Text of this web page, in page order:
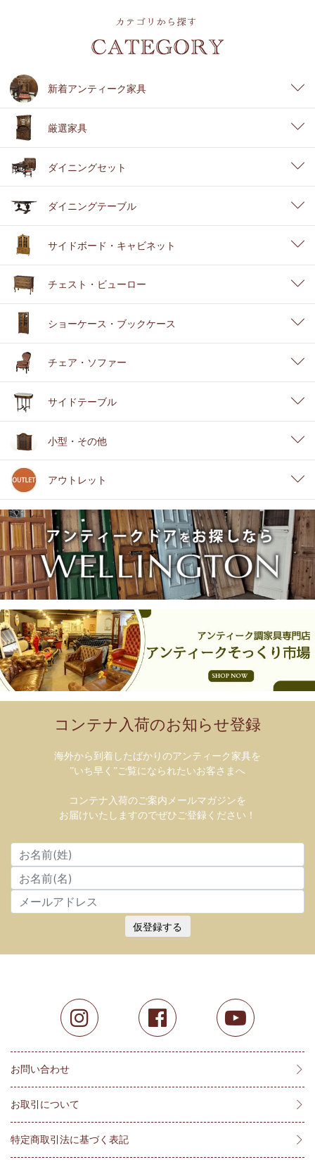
新着アンティーク家具
厳選家具
ダイニングセット
ダイニングテーブル
サイドボード・キャビネット
チェスト・ビューロー
ショーケース・ブックケース
チェア・ソファー
サイドテーブル
小型・その他
アウトレット
コンテナ入荷のお知らせ登録
海外から到着したばかりのアンティーク家具を
”いち早く”ご覧になられたいお客さまへ
コンテナ入荷のご案内メールマガジンを
お届けいたしますのでぜひご登録ください！
仮登録する
お問い合わせ
お取引について
特定商取引法に基づく表記